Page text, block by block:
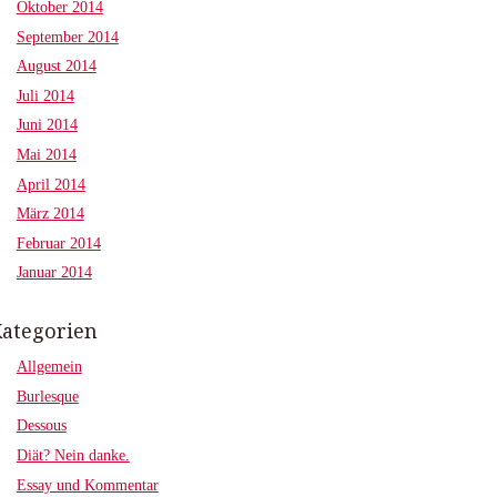
Oktober 2014
September 2014
August 2014
Juli 2014
Juni 2014
Mai 2014
April 2014
März 2014
Februar 2014
Januar 2014
Allgemein
Burlesque
Dessous
Diät? Nein danke.
Essay und Kommentar